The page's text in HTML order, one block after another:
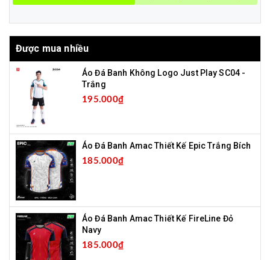
Được mua nhiều
Áo Đá Banh Không Logo Just Play SC04 -
Trắng
195.000₫
Áo Đá Banh Amac Thiết Kế Epic Trắng Bích
185.000₫
Áo Đá Banh Amac Thiết Kế FireLine Đỏ
Navy
185.000₫